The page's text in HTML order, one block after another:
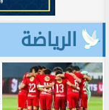
الرياضة